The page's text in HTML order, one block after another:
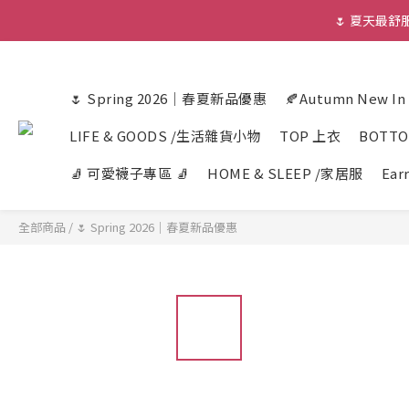
🌷 夏天最舒
🌷 Spring 2026｜春夏新品優惠
🍂Autumn New
LIFE & GOODS /生活雜貨小物
TOP 上衣
🧦 可愛襪子專區 🧦
HOME & SLEEP /家居服
全部商品 / 🌷 Spring 2026｜春夏新品優惠